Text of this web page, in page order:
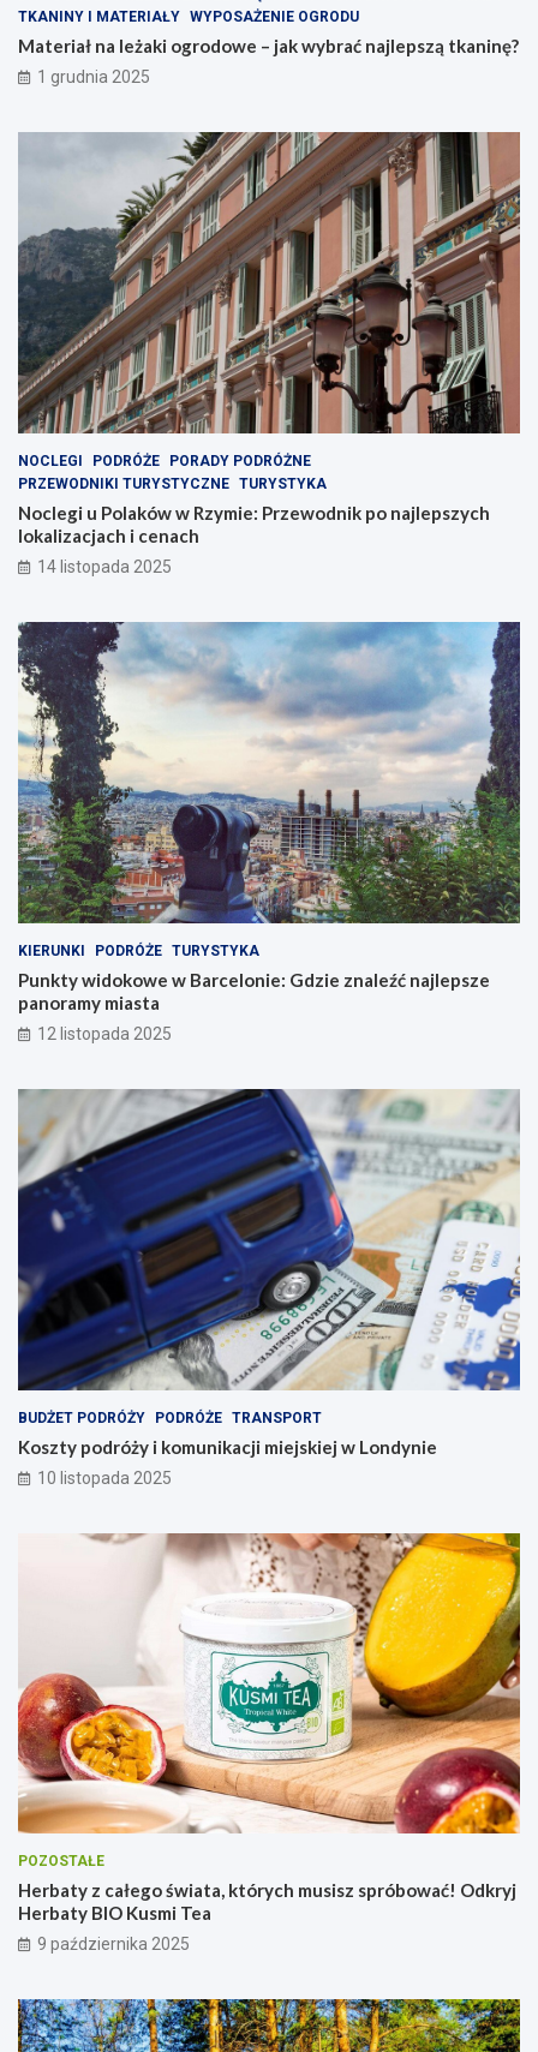
TKANINY I MATERIAŁY WYPOSAŻENIE OGRODU
Materiał na leżaki ogrodowe – jak wybrać najlepszą tkaninę?
1 grudnia 2025
NOCLEGI PODRÓŻE
PORADY PODRÓŻNE
PRZEWODNIKI TURYSTYCZNE TURYSTYKA
Noclegi u Polaków w Rzymie: Przewodnik po najlepszych
lokalizacjach i cenach
14 listopada 2025
KIERUNKI PODRÓŻE TURYSTYKA
Punkty widokowe w Barcelonie: Gdzie znaleźć najlepsze
panoramy miasta
12 listopada 2025
BUDŻET PODRÓŻY PODRÓŻE TRANSPORT
Koszty podróży i komunikacji miejskiej w Londynie
10 listopada 2025
POZOSTAŁE
Herbaty z całego świata, których musisz spróbować! Odkryj
Herbaty BIO Kusmi Tea
9 października 2025